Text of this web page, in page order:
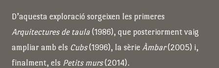
D’aquesta exploració sorgeixen les primeres
Arquitectures de taula (1986), que posteriorment vaig
ampliar amb els Cubs(1996), la sèrie Àmbar(2005) i,
finalment, els Petits murs(2014).